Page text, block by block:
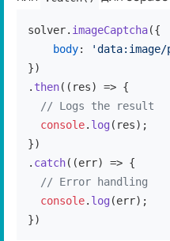
solver. imageCaptcha({
body:
'data:image/
})
. then( ( res) => {
// Logs the result
console. log(res);
})
. catch( (err) => {
// Error handling
console. log(err);
})